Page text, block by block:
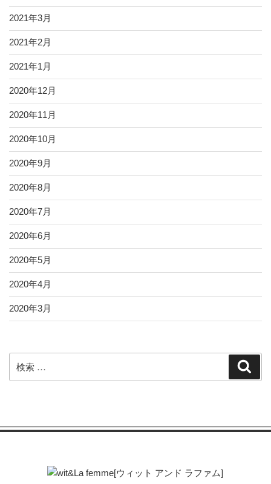
2021年3月
2021年2月
2021年1月
2020年12月
2020年11月
2020年10月
2020年9月
2020年8月
2020年7月
2020年6月
2020年5月
2020年4月
2020年3月
索: